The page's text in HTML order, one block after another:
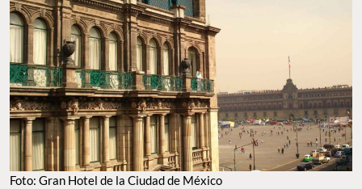
Foto: Gran Hotel de la Ciudad de México